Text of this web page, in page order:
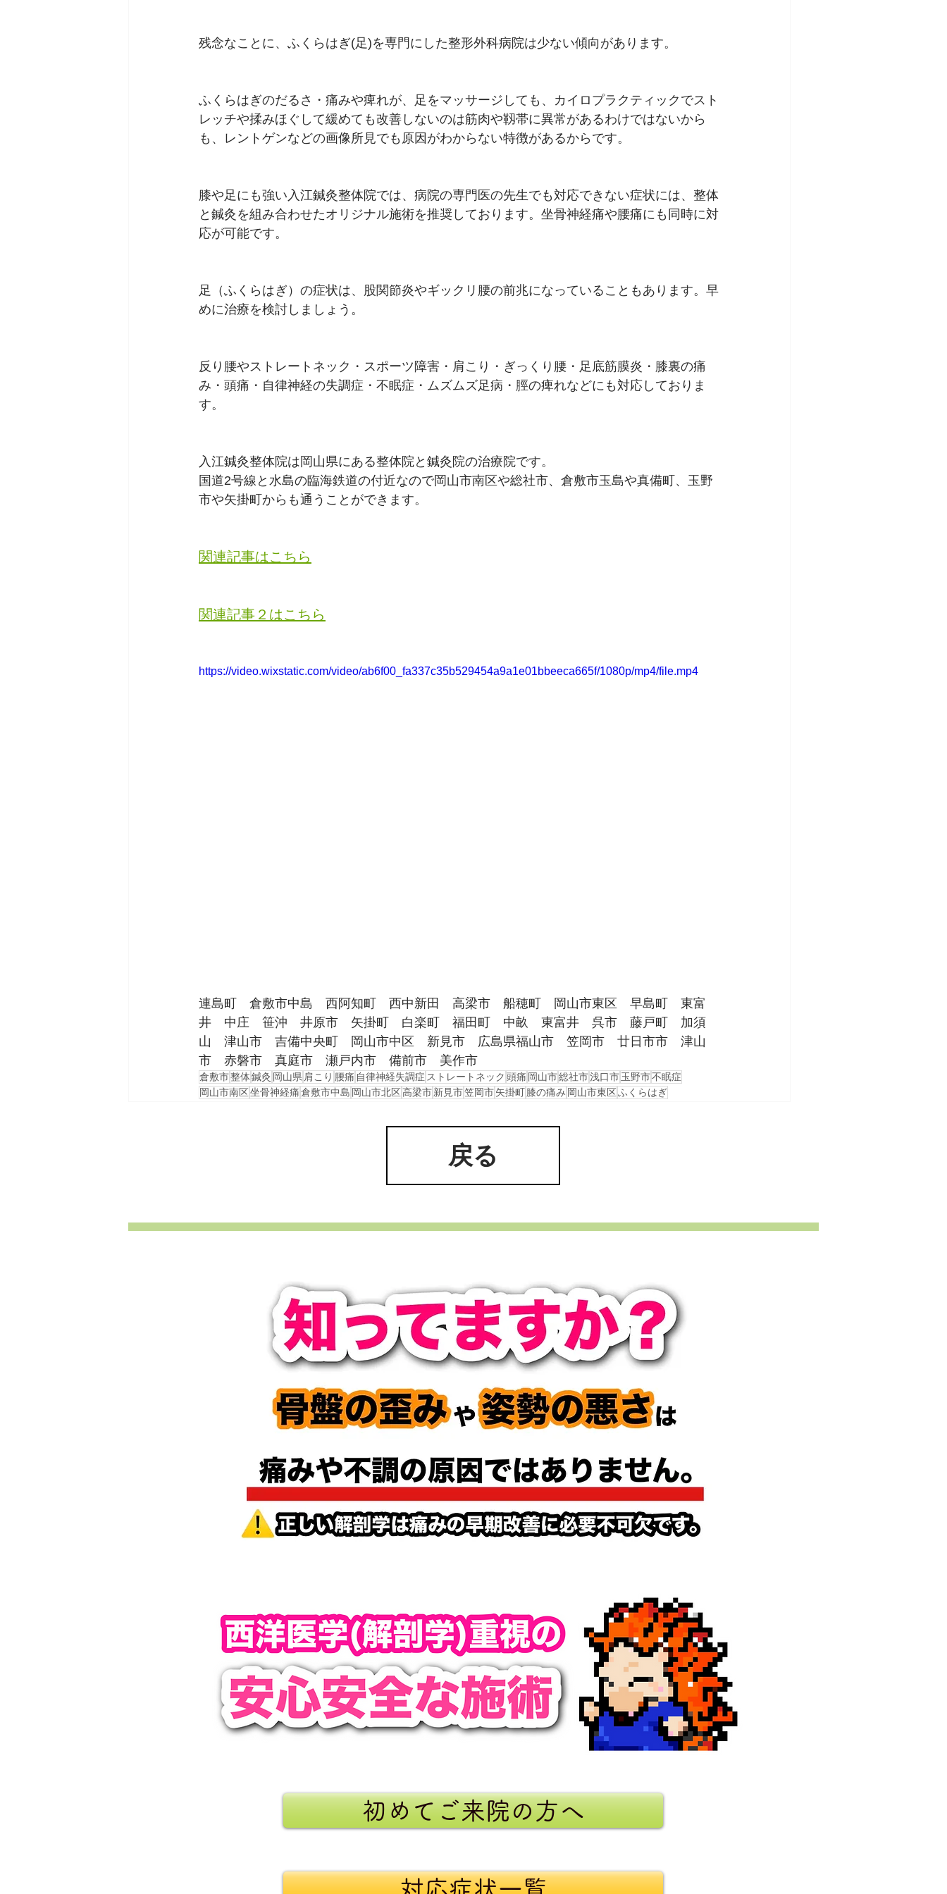
残念なことに、ふくらはぎ(足)を専門にした整形外科病院は少ない傾向があります。
ふくらはぎのだるさ・痛みや痺れが、足をマッサージしても、カイロプラクティックでスト
レッチや揉みほぐして緩めても改善しないのは筋肉や靱帯に異常があるわけではないから
も、レントゲンなどの画像所見でも原因がわからない特徴があるからです。
膝や足にも強い入江鍼灸整体院では、病院の専門医の先生でも対応できない症状には、整体
と鍼灸を組み合わせたオリジナル施術を推奨しております。坐骨神経痛や腰痛にも同時に対
応が可能です。
足（ふくらはぎ）の症状は、股関節炎やギックリ腰の前兆になっていることもあります。早
めに治療を検討しましょう。
反り腰やストレートネック・スポーツ障害・肩こり・ぎっくり腰・足底筋膜炎・膝裏の痛
み・頭痛・自律神経の失調症・不眠症・ムズムズ足病・脛の痺れなどにも対応しておりま
す。
入江鍼灸整体院は岡山県にある整体院と鍼灸院の治療院です。
国道2号線と水島の臨海鉄道の付近なので岡山市南区や総社市、倉敷市玉島や真備町、玉野
市や矢掛町からも通うことができます。
関連記事はこちら
関連記事２はこちら
https://video.wixstatic.com/video/ab6f00_fa337c35b529454a9a1e01bbeeca665f/1080p/mp4/file.mp4
連島町　倉敷市中島　西阿知町　西中新田　高梁市　船穂町　岡山市東区　早島町　東富
井　中庄　笹沖　井原市　矢掛町　白楽町　福田町　中畝　東富井　呉市　藤戸町　加須
山　津山市　吉備中央町　岡山市中区　新見市　広島県福山市　笠岡市　廿日市市　津山
市　赤磐市　真庭市　瀬戸内市　備前市　美作市
倉敷市整体鍼灸 岡山県 肩こり 腰痛 自律神経失調症 ストレートネック 頭痛 岡山市総社市浅口市玉野市不眠症
岡山市南区坐骨神経痛倉敷市中島 岡山市北区高梁市新見市笠岡市矢掛町膝の痛み 岡山市東区ふくらはぎ
戻る
初めてご来院の方へ
対応症状一覧